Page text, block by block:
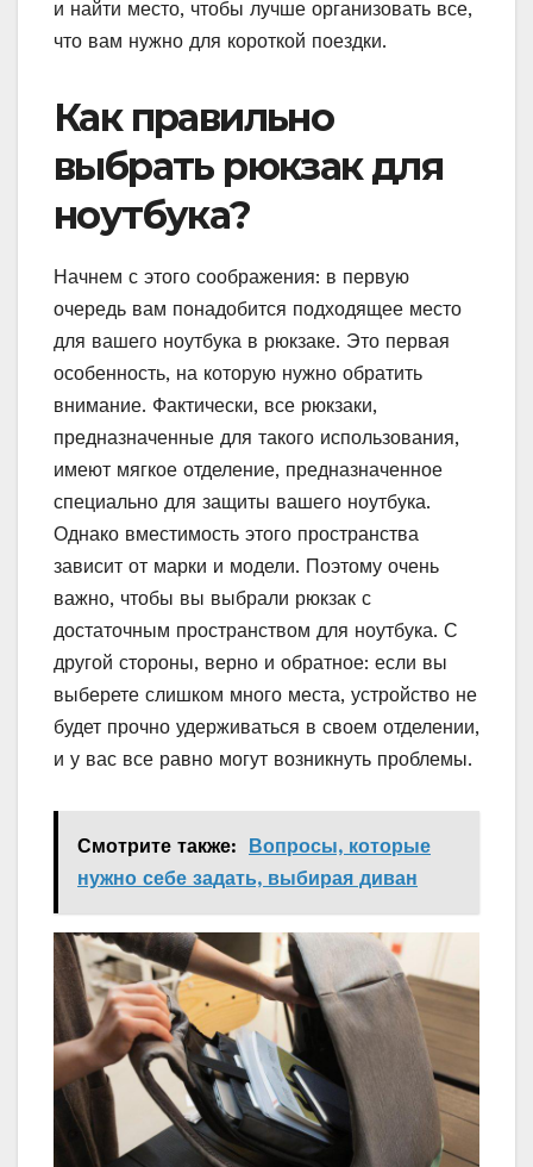
и найти место, чтобы лучше организовать все,
что вам нужно для короткой поездки.
Как правильно
выбрать рюкзак для
ноутбука?
Начнем с этого соображения: в первую
очередь вам понадобится подходящее место
для вашего ноутбука в рюкзаке. Это первая
особенность, на которую нужно обратить
внимание. Фактически, все рюкзаки,
предназначенные для такого использования,
имеют мягкое отделение, предназначенное
специально для защиты вашего ноутбука.
Однако вместимость этого пространства
зависит от марки и модели. Поэтому очень
важно, чтобы вы выбрали рюкзак с
достаточным пространством для ноутбука. С
другой стороны, верно и обратное: если вы
выберете слишком много места, устройство не
будет прочно удерживаться в своем отделении,
и у вас все равно могут возникнуть проблемы.
Смотрите также:
Вопросы, которые
нужно себе задать, выбирая диван